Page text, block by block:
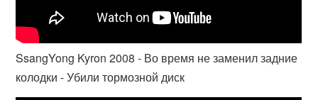
SsangYong Kyron 2008 - Во время не заменил задние
колодки - Убили тормозной диск